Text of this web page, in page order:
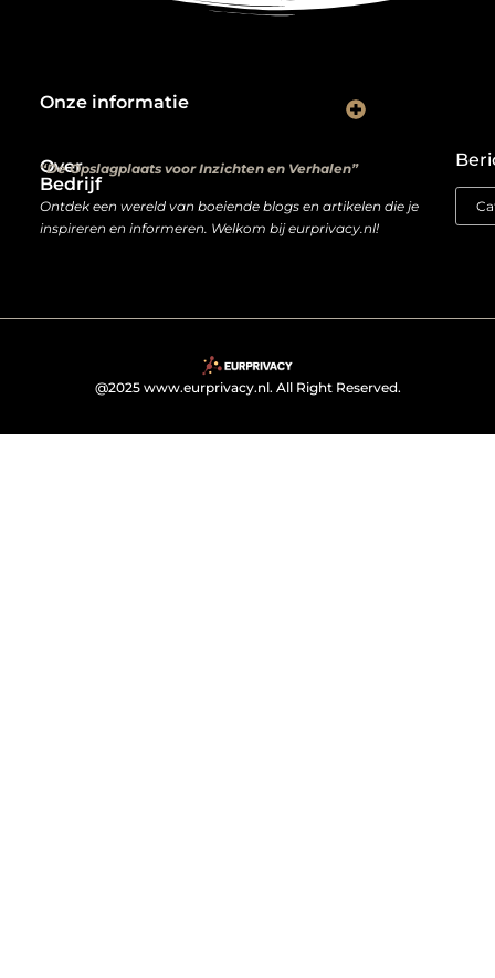
Over
Bedrijf
“De Opslagplaats voor Inzichten en Verhalen”
Ontdek een wereld van boeiende blogs en artikelen die je
inspireren en informeren. Welkom bij eurprivacy.nl!
Onze informatie
@2025 www.eurprivacy.nl. All Right Reserved.